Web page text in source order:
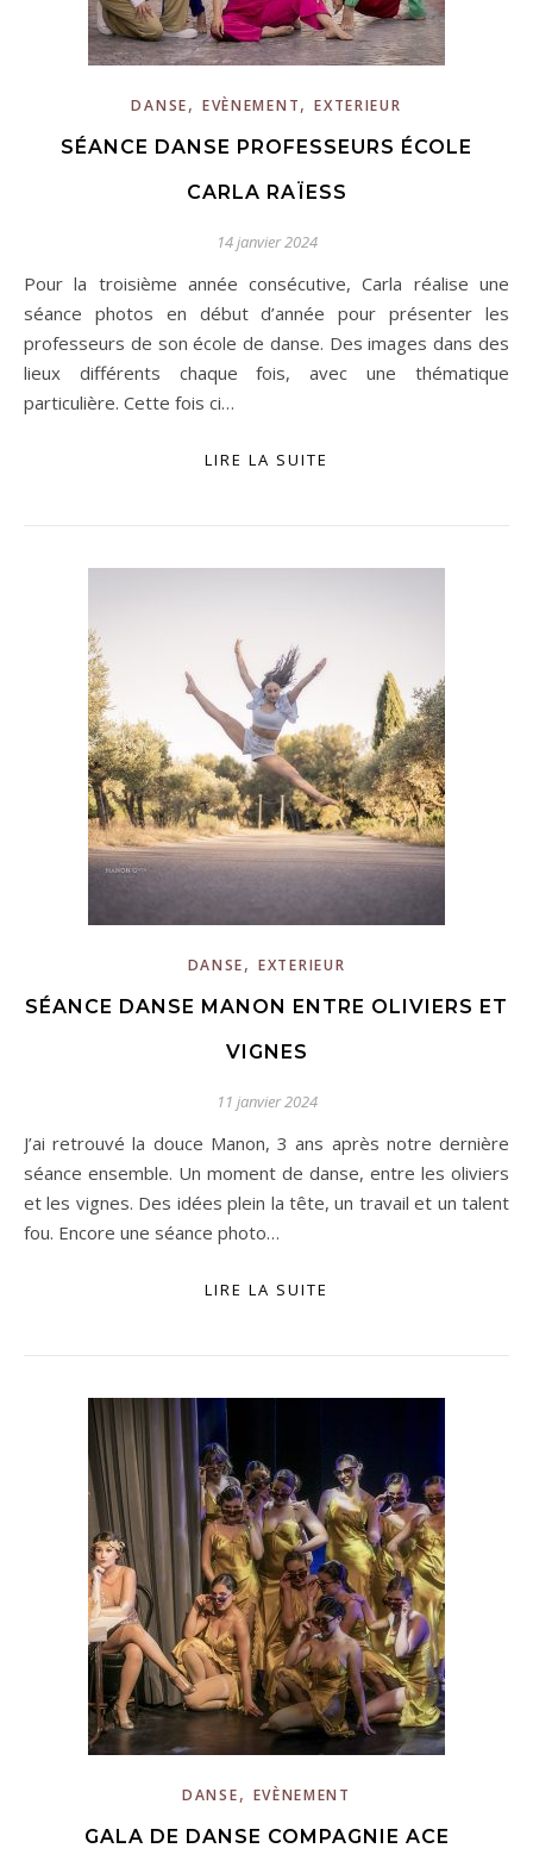
DANSE, EVÈNEMENT,EXTERIEUR
SÉANCE DANSE PROFESSEURS ÉCOLE
CARLA RAÏESS
14 janvier 2024
Pour la troisième année consécutive, Carla réalise une
séance photos en début d’année pour présenter les
professeurs de son école de danse. Des images dans des
lieux différents chaque fois, avec une thématique
particulière. Cette fois ci…
LIRE LA SUITE
DANSE,EXTERIEUR
SÉANCE DANSE MANON ENTRE OLIVIERS ET
VIGNES
11 janvier 2024
J’ai retrouvé la douce Manon, 3 ans après notre dernière
séance ensemble. Un moment de danse, entre les oliviers
et les vignes. Des idées plein la tête, un travail et un talent
fou. Encore une séance photo…
LIRE LA SUITE
DANSE, EVÈNEMENT
GALA DE DANSE COMPAGNIE ACE